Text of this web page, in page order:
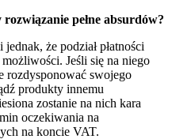
pełne absurdów?
że podział płatności
Jeśli się na niego
rozdysponować swojego
produkty innemu
zostanie na nich kara
oczekiwania na
na koncie VAT.